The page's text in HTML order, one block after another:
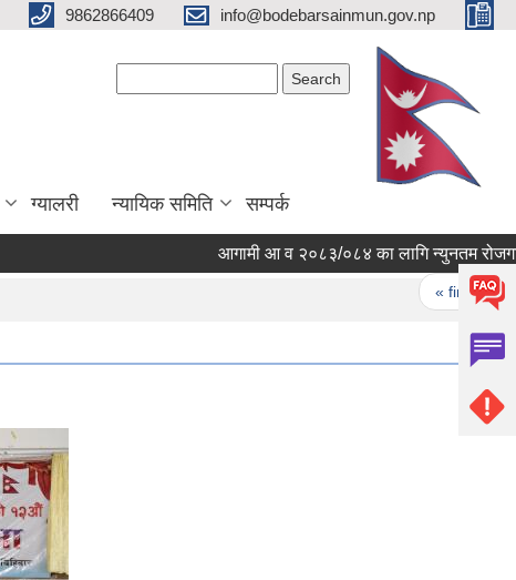
9862866409 info@bodebarsainmun.gov.np
ग्यालरी न्यायिक समिति सम्पर्क
आगामी आ व २०८३/०८४ का लागि न्युनतम
« first ‹